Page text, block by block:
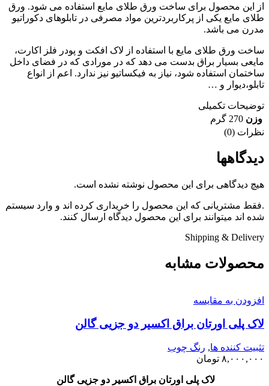
از این محصول برای ساخت ورق طلای مایع استفاده می شود. ورق
طلای مایع یکی از پرکاربردترین مواد مصرفی در تابلوهای دکوراتیو
مدرن می باشد.
ساخت ورق طلای مایع با استفاده از لاک افکت و پودر فلز اکارت،
مایعی بسیار براق بدست می دهد که در مورادی که در فضای داخل
ساختمان استفاده شود، نیاز به فیکساتیو نیز ندارد. اعم از انواع
تابلو،دیوار و …
توضیحات تکمیلی
وزن 270 گرم
نظرات (0)
دیدگاهها
هیچ دیدگاهی برای این محصول نوشته نشده است.
.فقط مشتریانی که این محصول را خریداری کرده اند و وارد سیستم
شده اند میتوانند برای این محصول دیدگاه ارسال کنند.
Shipping & Delivery
محصولات مشابه
افزودن به مقایسه
لاک پلی اورتان براق اکسیر دو جزیی گالن
تثبیت کننده ها, رنگ چوب
۸,۰۰۰,۰۰۰ تومان
لاک پلی اورتان براق اکسیر دو جزیی گالن